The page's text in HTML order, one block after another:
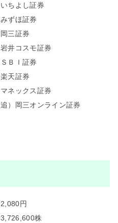
いちよし証券
みずほ証券
岡三証券
岩井コスモ証券
ＳＢＩ証券
楽天証券
マネックス証券
追）岡三オンライン証券
2,080円
3,726,600株